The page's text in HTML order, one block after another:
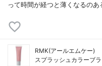
って時間が経つと薄くなるの
RMK(アールエムケー)
スプラッシュカラーブラ